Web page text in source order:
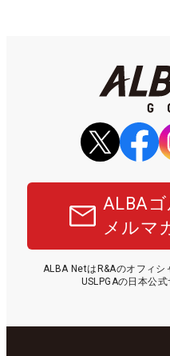
ALBA
メルマ
ALBA NetはR&Aのオフィ
USLPGAの日本公